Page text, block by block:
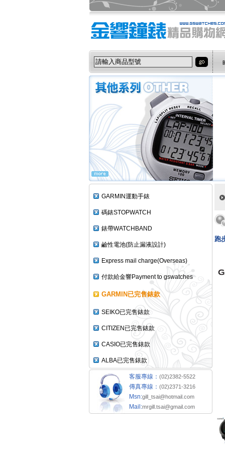
GARMIN運動手錶
碼錶STOPWATCH
錶帶WATCHBAND
鹼性電池(防止漏液設計)
Express mail charge(Overseas)
付款給金響Payment to gswatches
GARMIN已完售錶款
SEIKO已完售錶款
CITIZEN已完售錶款
CASIO已完售錶款
ALBA已完售錶款
客服專線： (02)2382-5522
傳真專線： (02)2371-3216
Msn:gill_tsai@hotmail.com
Mail:mrgill.tsai@gmail.com
跑